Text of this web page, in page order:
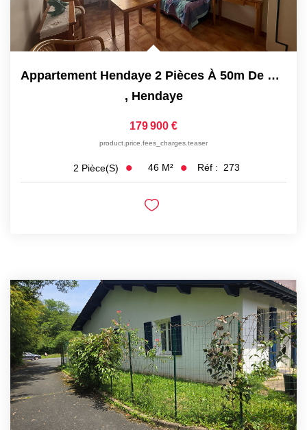
Appartement Hendaye 2 Pièces À 50m De L'océan
, Hendaye
179 900 €
product.price.fees_charges.teaser
2 Pièce(s) 46 M² Réf : 273